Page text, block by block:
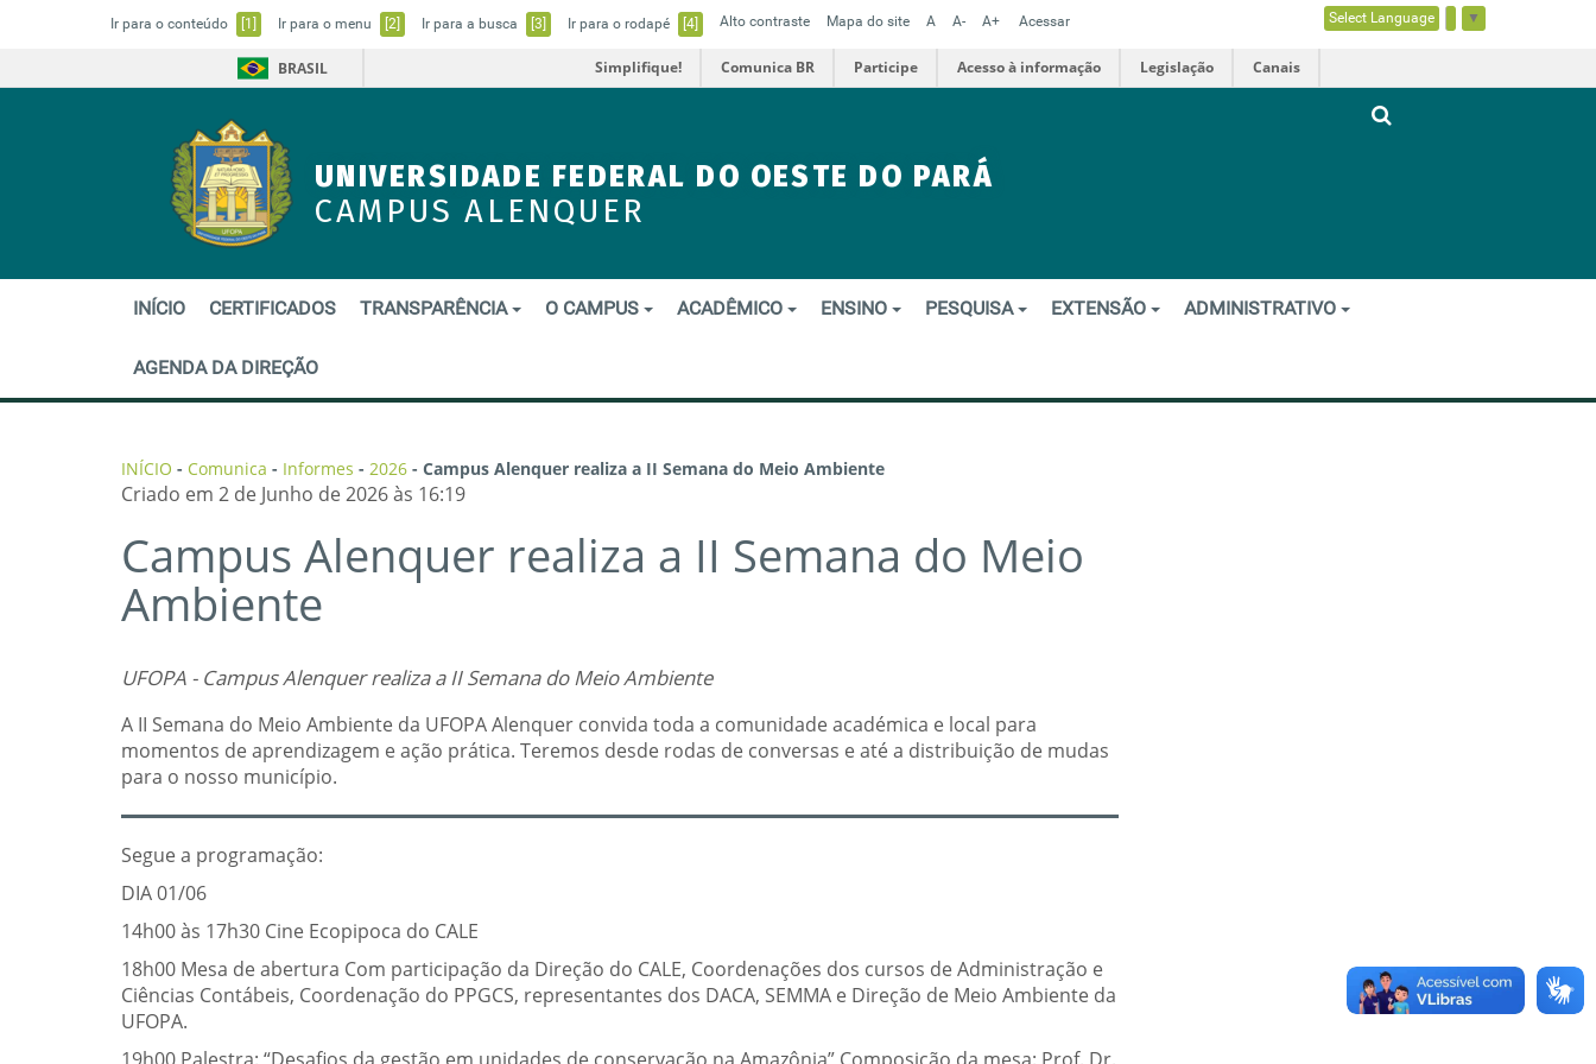
Ir para o conteúdo [1] Ir para o menu [2] Ir para a busca [3] Ir para o rodapé [4] Alto contraste Mapa do site A A- A+ Acessar Select Language ▼
BRASIL Simplifique! Comunica BR Participe Acesso à informação Legislação Canais
UNIVERSIDADE FEDERAL DO OESTE DO PARÁ
CAMPUS ALENQUER
INÍCIO CERTIFICADOS TRANSPARÊNCIA O CAMPUS ACADÊMICO ENSINO PESQUISA EXTENSÃO ADMINISTRATIVO
AGENDA DA DIREÇÃO
INÍCIO - Comunica - Informes - 2026 - Campus Alenquer realiza a II Semana do Meio Ambiente
Criado em 2 de Junho de 2026 às 16:19
Campus Alenquer realiza a II Semana do Meio
Ambiente
UFOPA - Campus Alenquer realiza a II Semana do Meio Ambiente
A II Semana do Meio Ambiente da UFOPA Alenquer convida toda a comunidade académica e local para
momentos de aprendizagem e ação prática. Teremos desde rodas de conversas e até a distribuição de mudas
para o nosso município.
Segue a programação:
DIA 01/06
14h00 às 17h30 Cine Ecopipoca do CALE
18h00 Mesa de abertura Com participação da Direção do CALE, Coordenações dos cursos de Administração e
Ciências Contábeis, Coordenação do PPGCS, representantes dos DACA, SEMMA e Direção de Meio Ambiente da
UFOPA.